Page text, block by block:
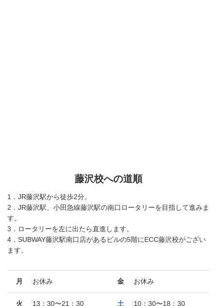
藤沢校への道順
1．JR藤沢駅から徒歩2分。
2．JR藤沢駅、小田急線藤沢駅の南口ロータリーを目指して進みま
す。
3．ロータリーを左に出たら直進します。
4．SUBWAY藤沢駅南口店があるビルの5階にECC藤沢校がござい
ます。
月 お休み
火 13：30〜21：30
金 お休み
土 10：30〜18：30